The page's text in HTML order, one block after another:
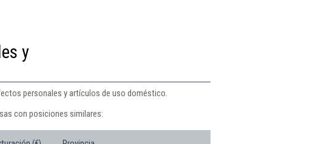
y
personales y artículos de uso doméstico.
con posiciones similares: